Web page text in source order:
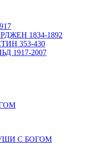
1834-1892
353-430
1917-2007
С БОГОМ